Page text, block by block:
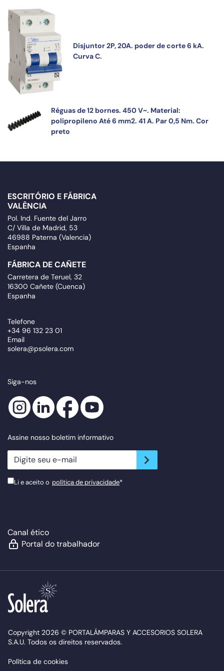
Disjuntor 2P, 20A. poder de corte 6 kA.
Curva C.
Réguas de 12 bornes. 450 V~. Material:
polipropileno Até 6 mm2. 41 A. Par 0,5 Nm. Cor
preto
ESCRITÓRIO E FÁBRICA
VALÊNCIA
Pol. Ind. Fuente del Jarro
C/ Villa de Madrid, 53
46988 Paterna (Valencia)
Espanha
FÁBRICA DE CAÑETE
Carretera de Teruel, 32
16300 Cañete (Cuenca)
Espanha
Telefone
+34 96 132 23 01
Email
solera@psolera.com
Siga-nos
Assine nosso boletim informativo
newsletter.suscribe
Li e aceito o política de privacidade*
Canal ético
Portal do trabalhador
Copyright 2026 © PORTALÁMPARAS Y ACCESORIOS SOLERA
S.A.U. Todos os direitos reservados.
Política de cookies